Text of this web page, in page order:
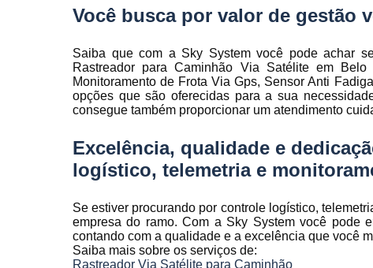
para carros
Rastreamento
de carro
Rastreamento
Rastreamento
veicular
fadiga
Sistema de
Você busca por valor de gestão
Saiba que com a Sky System você pode achar
Rastreador para Caminhão Via Satélite em
Monitoramento de Frota Via Gps, Sensor Anti
opções que são oferecidas para a sua
consegue também proporcionar um atendimento
Excelência, qualidade e
logístico, telemetria e
Se estiver procurando por controle logístico,
empresa do ramo. Com a Sky System você pode
contando com a qualidade e a excelência que você
Saiba mais sobre os serviços de:
Rastreador Via Satélite para Caminhão